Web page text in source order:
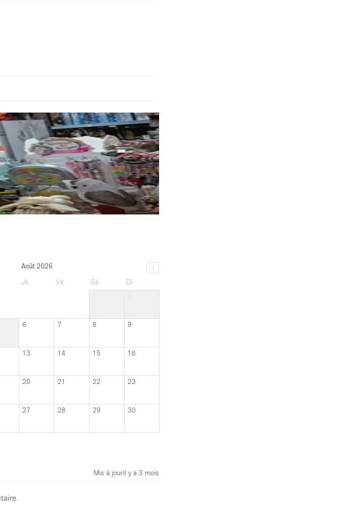
Août 2026
Je Ve Sa
Di
6 7 8 9
13 14 15 16
20 21 22 23
27 28 29 30
Mis à jouril y a 3 mois